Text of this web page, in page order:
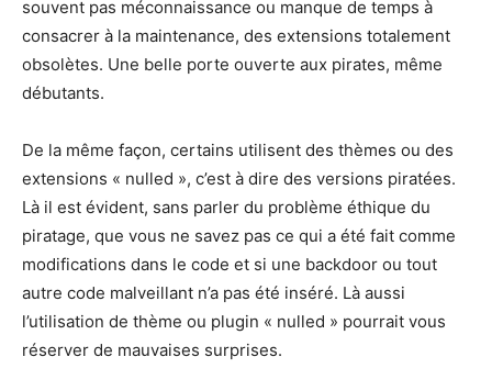
souvent pas méconnaissance ou manque de temps à
consacrer à la maintenance, des extensions totalement
obsolètes. Une belle porte ouverte aux pirates, même
débutants.
De la même façon, certains utilisent des thèmes ou des
extensions « nulled », c’est à dire des versions piratées.
Là il est évident, sans parler du problème éthique du
piratage, que vous ne savez pas ce qui a été fait comme
modifications dans le code et si une backdoor ou tout
autre code malveillant n’a pas été inséré. Là aussi
l’utilisation de thème ou plugin « nulled » pourrait vous
réserver de mauvaises surprises.